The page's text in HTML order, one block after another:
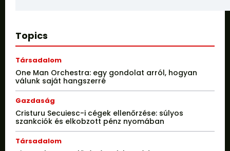
Topics
Társadalom
One Man Orchestra: egy gondolat arról, hogyan
válunk saját hangszerré
Gazdaság
Cristuru Secuiesc-i cégek ellenőrzése: súlyos
szankciók és elkobzott pénz nyomában
Társadalom